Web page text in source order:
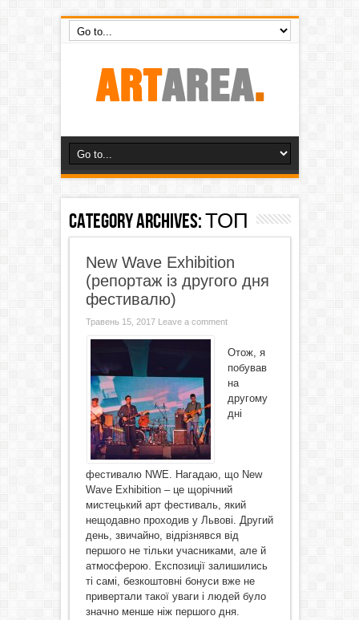
Category Archives:ТОП
New Wave Exhibition
(репортаж із другого дня
фестивалю)
Травень 15, 2017 Leave a comment
Отож, я
побував
на
другому
дні
фестивалю NWE. Нагадаю, що New
Wave Exhibition – це щорічний
мистецький арт фестиваль, який
нещодавно проходив у Львові. Другий
день, звичайно, відрізнявся від
першого не тільки учасниками, але й
атмосферою. Експозиції залишились
ті самі, безкоштовні бонуси вже не
привертали такої уваги і людей було
значно менше ніж першого дня.